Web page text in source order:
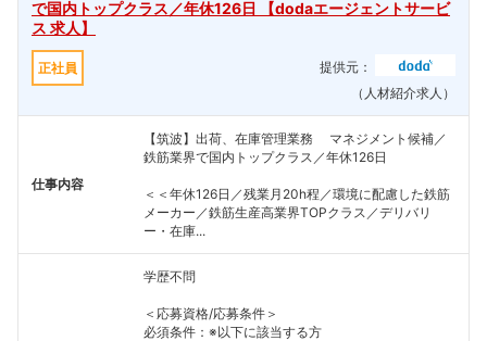
フォローしました
こちらの企業もフォローしませんか？
で国内トップクラス／年休126日 【dodaエージェントサービ
ス 求人】
正社員
提供元：
（人材紹介求人）
仕事内容
【筑波】出荷、在庫管理業務 マネジメント候補／
鉄筋業界で国内トップクラス／年休126日
＜＜年休126日／残業月20h程／環境に配慮した鉄筋
メーカー／鉄筋生産高業界TOPクラス／デリバリ
ー・在庫...
学歴不問
＜応募資格/応募条件＞
必須条件：※以下に該当する方